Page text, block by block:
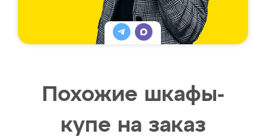
Похожие шкафы-
купе на заказ